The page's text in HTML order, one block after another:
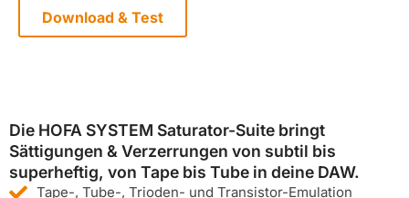
Download & Test
Die HOFA SYSTEM Saturator-Suite bringt
Sättigungen & Verzerrungen von subtil bis
superheftig, von Tape bis Tube in deine DAW.
Tape-, Tube-, Trioden- und Transistor-Emulation